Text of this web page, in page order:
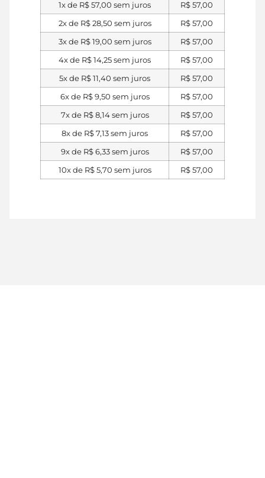
1x de R$57,00 sem juros R$57,00
2x de R$28,50 sem juros R$57,00
3x de R$19,00 sem juros R$57,00
4x de R$14,25sem juros R$57,00
5x de R$11,40 sem juros R$57,00
6x de R$9,50 sem juros R$57,00
7x de R$8,14sem juros R$57,00
8x de R$7,13sem juros R$57,00
9x de R$6,33sem juros R$57,00
10x de R$5,70 sem juros R$57,00